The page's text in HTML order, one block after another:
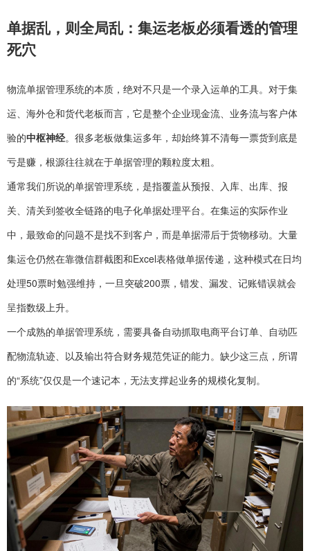
单据乱，则全局乱：集运老板必须看透的管理
死穴
物流单据管理系统的本质，绝对不只是一个录入运单的工具。对于集
运、海外仓和货代老板而言，它是整个企业现金流、业务流与客户体
验的中枢神经。很多老板做集运多年，却始终算不清每一票货到底是
亏是赚，根源往往就在于单据管理的颗粒度太粗。
通常我们所说的单据管理系统，是指覆盖从预报、入库、出库、报
关、清关到签收全链路的电子化单据处理平台。在集运的实际作业
中，最致命的问题不是找不到客户，而是单据滞后于货物移动。大量
集运仓仍然在靠微信群截图和Excel表格做单据传递，这种模式在日均
处理50票时勉强维持，一旦突破200票，错发、漏发、记账错误就会
呈指数级上升。
一个成熟的单据管理系统，需要具备自动抓取电商平台订单、自动匹
配物流轨迹、以及输出符合财务规范凭证的能力。缺少这三点，所谓
的“系统”仅仅是一个速记本，无法支撑起业务的规模化复制。